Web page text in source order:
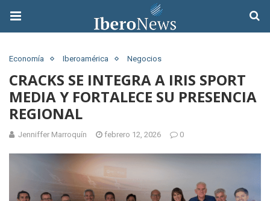
Economía Iberoamérica Negocios
CRACKS SE INTEGRA A IRIS SPORT
MEDIA Y FORTALECE SU PRESENCIA
REGIONAL
Jenniffer Marroquín febrero 12, 2026 0